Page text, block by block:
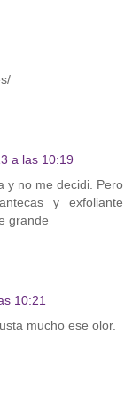
a las 10:19
y no me decidi. Pero
y exfoliante
grande
10:21
mucho ese olor.